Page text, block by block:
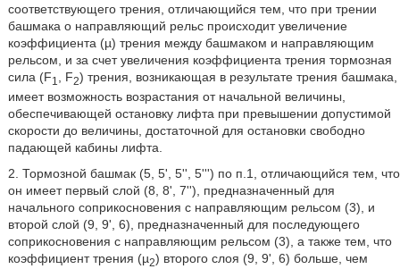
соответствующего трения, отличающийся тем, что при трении
башмака о направляющий рельс происходит увеличение
коэффициента (µ) трения между башмаком и направляющим
рельсом, и за счет увеличения коэффициента трения тормозная
сила (F1 , F2) трения, возникающая в результате трения башмака,
имеет возможность возрастания от начальной величины,
обеспечивающей остановку лифта при превышении допустимой
скорости до величины, достаточной для остановки свободно
падающей кабины лифта.
2. Тормозной башмак (5, 5', 5'', 5''') по п.1, отличающийся тем, что
он имеет первый слой (8, 8', 7''), предназначенный для
начального соприкосновения с направляющим рельсом (3), и
второй слой (9, 9', 6), предназначенный для последующего
соприкосновения с направляющим рельсом (3), а также тем, что
коэффициент трения (µ2) второго слоя (9, 9', 6) больше, чем